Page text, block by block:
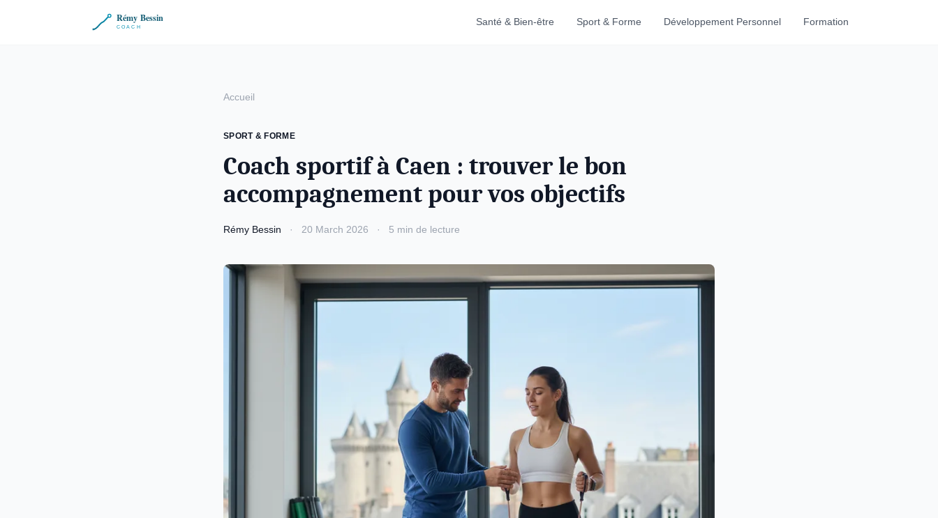
Santé & Bien-être Sport & Forme Développement Personnel Formation
Accueil
SPORT & FORME
Coach sportif à Caen : trouver le bon
accompagnement pour vos objectifs
Rémy Bessin · 20 March 2026 · 5 min de lecture